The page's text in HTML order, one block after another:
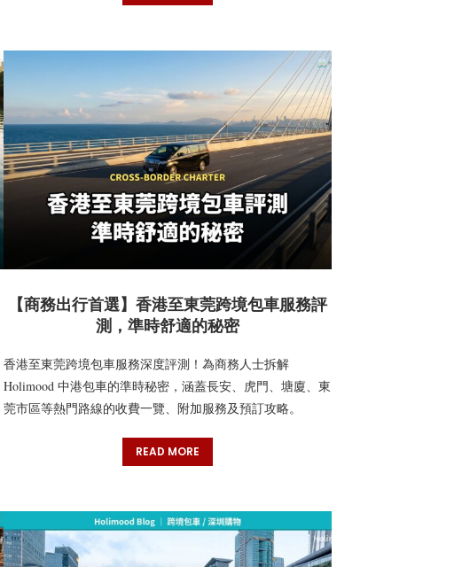
【商務出行首選】香港至東莞跨境包車服務評
測，準時舒適的秘密
香港至東莞跨境包車服務深度評測！為商務人士拆解
Holimood 中港包車的準時秘密，涵蓋長安、虎門、塘廈、東
莞市區等熱門路線的收費一覽、附加服務及預訂攻略。
READ MORE